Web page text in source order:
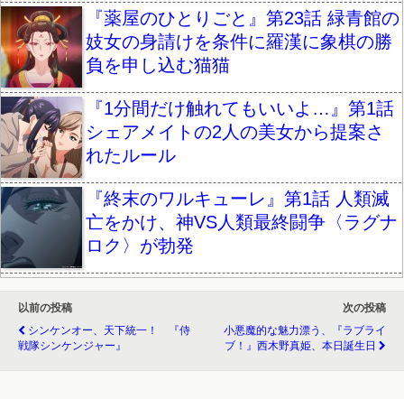
『薬屋のひとりごと』第23話 緑青館の
妓女の身請けを条件に羅漢に象棋の勝
負を申し込む猫猫
『1分間だけ触れてもいいよ…』第1話
シェアメイトの2人の美女から提案さ
れたルール
『終末のワルキューレ』第1話 人類滅
亡をかけ、神VS人類最終闘争〈ラグナ
ロク〉が勃発
以前の投稿
シンケンオー、天下統一！ 『侍
戦隊シンケンジャー』
次の投稿
小悪魔的な魅力漂う、『ラブライ
ブ！』西木野真姫、本日誕生日